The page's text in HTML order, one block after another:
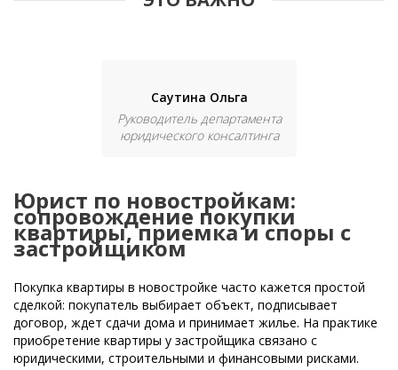
Саутина Ольга
Руководитель департамента
юридического консалтинга
Юрист по новостройкам:
сопровождение покупки
квартиры, приемка и споры с
застройщиком
Покупка квартиры в новостройке часто кажется простой
сделкой: покупатель выбирает объект, подписывает
договор, ждет сдачи дома и принимает жилье. На практике
приобретение квартиры у застройщика связано с
юридическими, строительными и финансовыми рисками.